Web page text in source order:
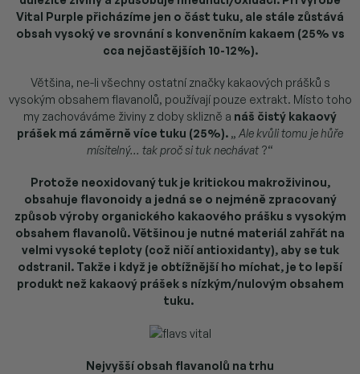
Vital Purple přicházíme jen o část tuku, ale stále zůstává
obsah vysoký ve srovnání s konvenčním kakaem (25% vs
cca nejčastějších 10-12%).
Většina, ne-li všechny ostatní značky kakaových prášků s
vysokým obsahem flavanolů, používají pouze extrakt. Místo toho
my zachováváme živiny z doby sklizně a náš čistý kakaový
prášek má záměrně více tuku (25%). „ Ale kvůli tomu je hůře
mísitelný... tak proč si tuk nechávat ?“
Protože neoxidovaný tuk je kritickou makroživinou,
obsahuje flavonoidy a jedná se o nejméně zpracovaný
způsob výroby organického kakaového prášku s vysokým
obsahem flavanolů. Většinou je nutné materiál zahřát na
velmi vysoké teploty (což ničí antioxidanty), aby se tuk
odstranil. Takže i když je obtížnější ho míchat, je to lepší
produkt než kakaový prášek s nízkým/nulovým obsahem
tuku.
Nejvyšší obsah flavanolů na trhu